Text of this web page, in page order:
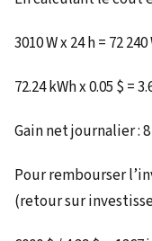
3010 W x 24 h = 72
72.24 kWh x 0.05 $ =
Gain net journalier : 8
Pour rembourser
(retour sur